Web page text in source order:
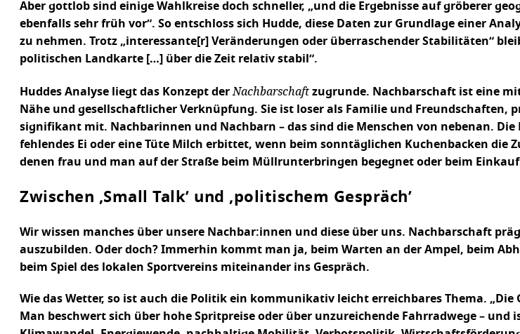
Aber gottlob sind einige Wahlkreise doch schneller, „und die Ergebnisse auf gröberer
ebenfalls sehr früh vor“. So entschloss sich Hudde, diese Daten zur Grundlage einer
zu nehmen. Trotz „interessante[r] Veränderungen oder überraschender Stabilitäten“
politischen Landkarte […] über die Zeit relativ stabil“.
Huddes Analyse liegt das Konzept der Nachbarschaft zugrunde. Nachbarschaft ist eine
Nähe und gesellschaftlicher Verknüpfung. Sie ist loser als Familie und Freundschaften,
signifikant mit. Nachbarinnen und Nachbarn – das sind die Menschen von nebenan. Die
fehlendes Ei oder eine Tüte Milch erbittet, wenn beim sonntäglichen Kuchenbacken die
denen frau und man auf der Straße beim Müllrunterbringen begegnet oder beim
Zwischen ‚Small Talk’ und ‚politischem Gespräch’
Wir wissen manches über unsere Nachbar:innen und diese über uns. Nachbarschaft
auszubilden. Oder doch? Immerhin kommt man ja, beim Warten an der Ampel, beim
beim Spiel des lokalen Sportvereins miteinander ins Gespräch.
Wie das Wetter, so ist auch die Politik ein kommunikativ leicht erreichbares Thema. „Die
Man beschwert sich über hohe Spritpreise oder über unzureichende Fahrradwege –